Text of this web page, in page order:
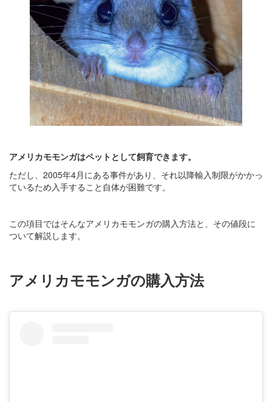
アメリカモモンガはペットとして飼育できます。
ただし、2005年4月にある事件があり、それ以降輸入制限がかかっ
ているため入手すること自体が困難です。
この項目ではそんなアメリカモモンガの購入方法と、その値段に
ついて解説します。
アメリカモモンガの購入方法